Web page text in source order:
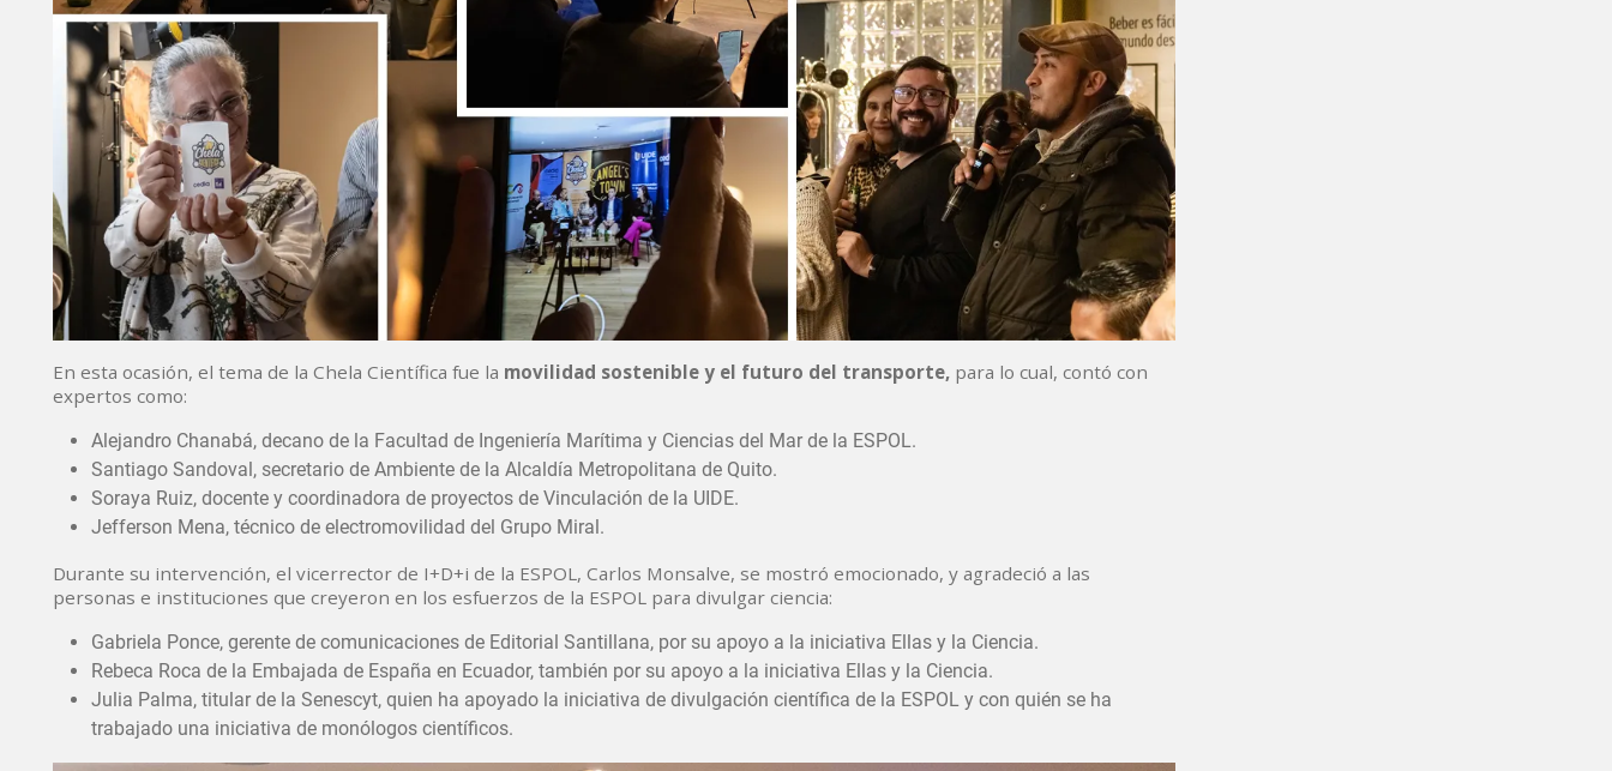
En esta ocasión, el tema de la Chela Científica fue la movilidad sostenible y el futuro del transporte, para lo cual, contó con
expertos como:
Alejandro Chanabá, decano de la Facultad de Ingeniería Marítima y Ciencias del Mar de la ESPOL.
Santiago Sandoval, secretario de Ambiente de la Alcaldía Metropolitana de Quito.
Soraya Ruiz, docente y coordinadora de proyectos de Vinculación de la UIDE.
Jefferson Mena, técnico de electromovilidad del Grupo Miral.
Durante su intervención, el vicerrector de I+D+i de la ESPOL, Carlos Monsalve, se mostró emocionado, y agradeció a las
personas e instituciones que creyeron en los esfuerzos de la ESPOL para divulgar ciencia:
Gabriela Ponce, gerente de comunicaciones de Editorial Santillana, por su apoyo a la iniciativa Ellas y la Ciencia.
Rebeca Roca de la Embajada de España en Ecuador, también por su apoyo a la iniciativa Ellas y la Ciencia.
Julia Palma, titular de la Senescyt, quien ha apoyado la iniciativa de divulgación científica de la ESPOL y con quién se ha
trabajado una iniciativa de monólogos científicos.